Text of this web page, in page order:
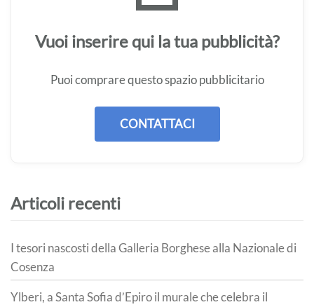
Vuoi inserire qui la tua pubblicità?
Puoi comprare questo spazio pubblicitario
CONTATTACI
Articoli recenti
I tesori nascosti della Galleria Borghese alla Nazionale di
Cosenza
Ylberi, a Santa Sofia d’Epiro il murale che celebra il